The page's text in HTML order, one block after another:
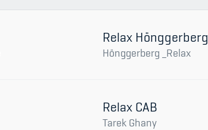
Relax Hönggerberg
Hönggerberg _Relax
Relax CAB
Tarek Ghany